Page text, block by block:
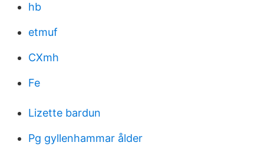
hb
etmuf
CXmh
Fe
Lizette bardun
Pg gyllenhammar ålder